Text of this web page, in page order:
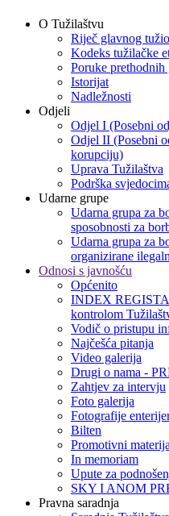
O Tužilaštvu
Riječ glavnog
Kodeks tužilačke
Poruke
Istorijat
Nadležnosti
Odjeli
Odjel I (Posebni
Odjel II (Posebni
korupciju)
Uprava Tužilaštva
Podrška
Udarne grupe
Udarna grupa za
sposobnosti za
Udarna grupa za
organizirane
Odnosi s javnošću
Općenito
INDEX
kontrolom
Vodič o pristupu
Najčešća pitanja
Video galerija
Drugi o nama -
Zahtjev za intervju
Foto galerija
Fotografije
Bilten
Promotivni
In memoriam
Upute za
SKY I ANOM
Pravna saradnja